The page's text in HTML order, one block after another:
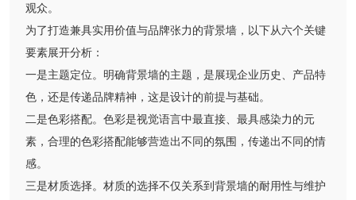
观众。
为了打造兼具实用价值与品牌张力的背景墙，以下从六个关键
要素展开分析：
一是主题定位。明确背景墙的主题，是展现企业历史、产品特
色，还是传递品牌精神，这是设计的前提与基础。
二是色彩搭配。色彩是视觉语言中最直接、最具感染力的元
素，合理的色彩搭配能够营造出不同的氛围，传递出不同的情
感。
三是材质选择。材质的选择不仅关系到背景墙的耐用性与维护